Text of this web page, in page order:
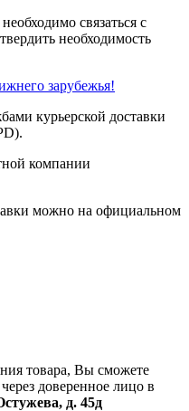
связаться с
необходимость
зарубежья!
курьерской доставки
компании
можно на официальном
товара, Вы сможете
доверенное лицо в
д. 45д